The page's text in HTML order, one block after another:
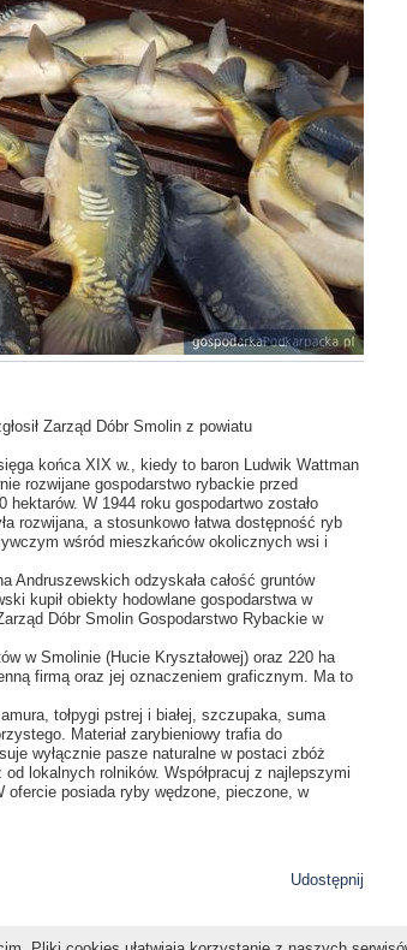
Zarząd Dóbr Smolin z powiatu
końca XIX w., kiedy to baron Ludwik Wattman
rozwijane gospodarstwo rybackie przed
W 1944 roku gospodartwo zostało
rozwijana, a stosunkowo łatwa dostępność ryb
wśród mieszkańców okolicznych wsi i
Andruszewskich odzyskała całość gruntów
kupił obiekty hodowlane gospodarstwa w
Dóbr Smolin Gospodarstwo Rybackie w
w Smolinie (Hucie Kryształowej) oraz 220 ha
firmą oraz jej oznaczeniem graficznym. Ma to
tołpygi pstrej i białej, szczupaka, suma
Materiał zarybieniowy trafia do
wyłącznie pasze naturalne w postaci zbóż
lokalnych rolników. Współpracuj z najlepszymi
ofercie posiada ryby wędzone, pieczone, w
Udostępnij